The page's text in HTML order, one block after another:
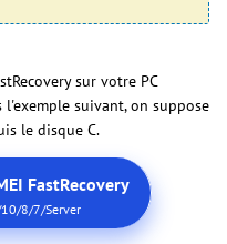
sur votre PC
l'exemple suivant, on suppose
le disque C.
FastRecovery
8/7/Server